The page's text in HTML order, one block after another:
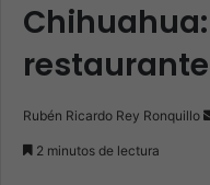
Rubén Ricardo Rey Ronquillo
2 minutos de lectura